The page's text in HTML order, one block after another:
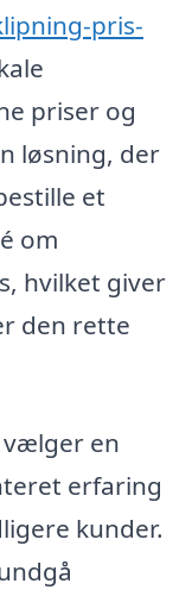
pris-
priser og
løsning, der
et
om
hvilket giver
den rette
vælger en
erfaring
kunder.